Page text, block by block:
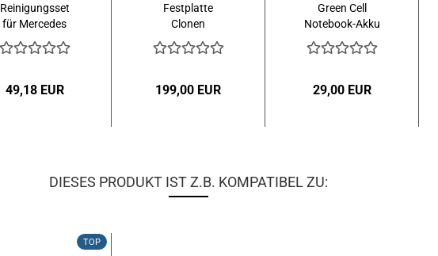
Reinigungsset
für Mercedes
Benz
W212/S212...
49,18 EUR
Festplatte
Clonen
199,00 EUR
Green Cell
Notebook-Akku
HP 8460p 10.8
V...
29,00 EUR
DIESES PRODUKT IST Z.B. KOMPATIBEL ZU:
TOP